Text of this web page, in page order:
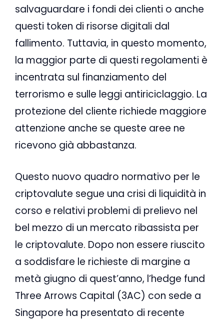
salvaguardare i fondi dei clienti o anche
questi token di risorse digitali dal
fallimento. Tuttavia, in questo momento,
la maggior parte di questi regolamenti è
incentrata sul finanziamento del
terrorismo e sulle leggi antiriciclaggio. La
protezione del cliente richiede maggiore
attenzione anche se queste aree ne
ricevono già abbastanza.
Questo nuovo quadro normativo per le
criptovalute segue una crisi di liquidità in
corso e relativi problemi di prelievo nel
bel mezzo di un mercato ribassista per
le criptovalute. Dopo non essere riuscito
a soddisfare le richieste di margine a
metà giugno di quest’anno, l’hedge fund
Three Arrows Capital (3AC) con sede a
Singapore ha presentato di recente